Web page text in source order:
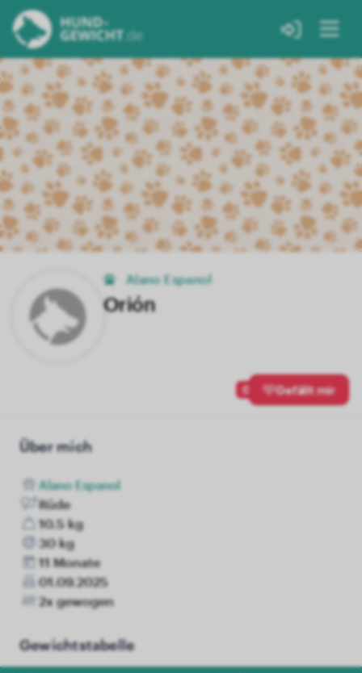
Alano Espanol
Orión
0 Gefällt mir
Über mich
Alano Espanol
Rüde
10.5 kg
30 kg
11 Monate
01.09.2025
2x gewogen
Gewichtstabelle